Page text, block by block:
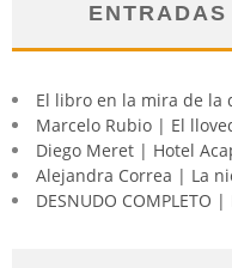
El libro en la mira de la
Marcelo Rubio | El
Diego Meret | Hotel
Alejandra Correa | La
DESNUDO COMPLETO